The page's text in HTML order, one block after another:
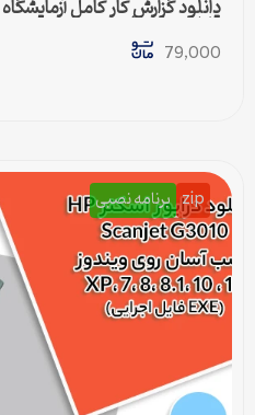
دانلود گزارش کار کامل
قابل ویرایش)
79,000
zip برنامه نصبی